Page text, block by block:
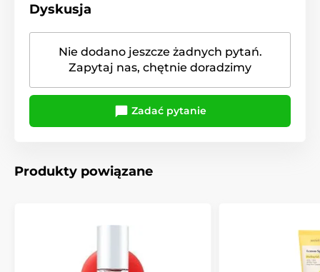
Dyskusja
Nie dodano jeszcze żadnych pytań.
Zapytaj nas, chętnie doradzimy
Zadać pytanie
Produkty powiązane